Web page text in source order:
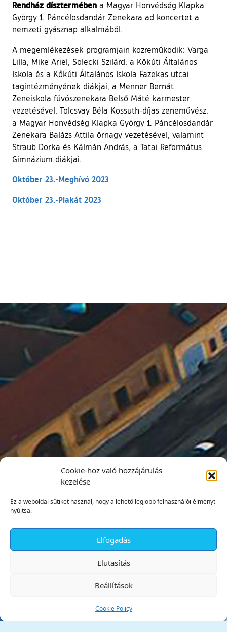
Cookie-hoz való hozzájárulás
kezelése
Ez a weboldal sütiket használ, hogy a lehető legjobb felhasználói élményt
nyújtsa.
Elfogadás
Elutasítás
Beállítások
Cookie Policy
Rendház dísztermében a Magyar Honvédség Klapka
György 1. Páncélosdandár Zenekara ad koncertet a
nemzeti gyásznap alkalmából.
A megemlékezések programjain közreműködik: Varga
Lilla, Mike Ariel, Solecki Szilárd, a Kőkúti Általános
Iskola és a Kőkúti Általános Iskola Fazekas utcai
tagintézményének diákjai, a Menner Bernát
Zeneiskola fúvószenekara Belső Máté karmester
vezetésével, Tolcsvay Béla Kossuth-díjas zeneművész,
a Magyar Honvédség Klapka György 1. Páncélosdandár
Zenekara Balázs Attila őrnagy vezetésével, valamint
Straub Dorka és Kálmán András, a Tatai Református
Gimnázium diákjai.
Október 23.-Meghívó 2023
Október 23.-Plakát 2023
Tata Város Önkormányzata
✕